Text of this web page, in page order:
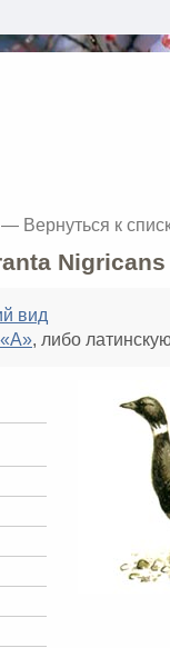
— Вернуться к
Nigricans
вид
, либо